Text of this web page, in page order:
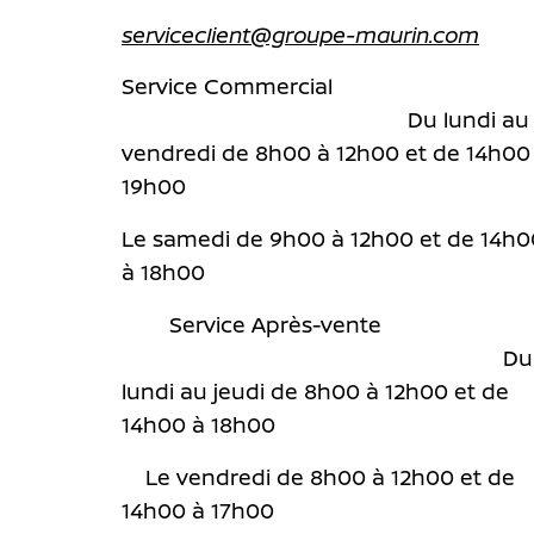
serviceclient@groupe-maurin.com
Service Commercial
Du lundi au
vendredi de 8h00 à 12h00 et de
19h00
Le samedi de 9h00 à 12h00 et de
à 18h00
Service Après-vente
Du
lundi au jeudi de 8h00 à 12h00 et de
14h00 à 18h00
Le vendredi de 8h00 à 12h00 et de
14h00 à 17h00